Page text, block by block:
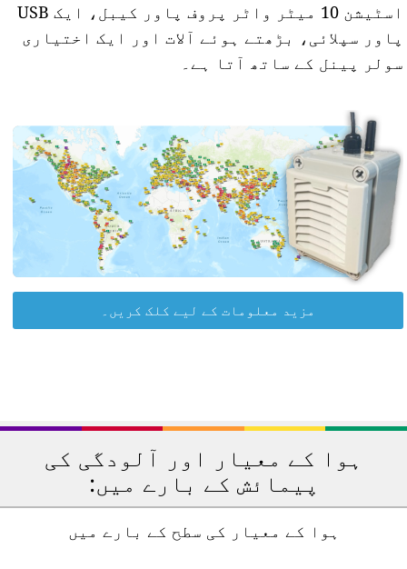
اسٹیشن 10 میٹر واٹر پروف پاور کیبل، ایک USB
پاور سپلائی، بڑھتے ہوئے آلات اور ایک اختیاری
سولر پینل کے ساتھ آتا ہے۔
مزید معلومات کے لیے کلک کریں۔
ہوا کے معیار اور آلودگی کی
پیمائش کے بارے میں:
ہوا کے معیار کی سطح کے بارے میں